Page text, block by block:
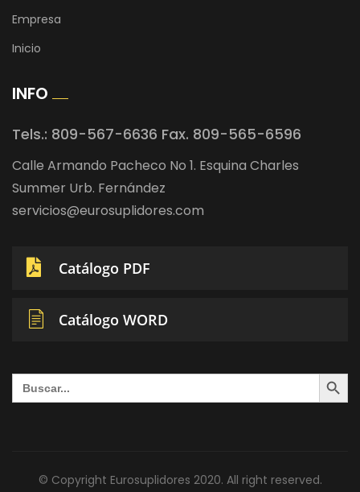
Empresa
Inicio
INFO
Tels.: 809-567-6636 Fax. 809-565-6596
Calle Armando Pacheco No 1. Esquina Charles
Summer Urb. Fernández
servicios@eurosuplidores.com
Catálogo PDF
Catálogo WORD
Search
for:
Search Button
© Copyright Eurosuplidores 2020. All right reserved.